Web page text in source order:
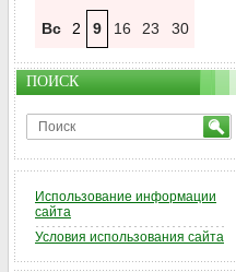
Вс 2 9 16 23 30
ПОИСК
Использование информации
сайта
Условия использования сайта